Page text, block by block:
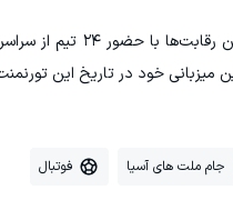
جام ملت‌های آسیا ۲۰۲۷ از ۷ ژانویه تا ۵
جام ملت های آسیا فوتبال